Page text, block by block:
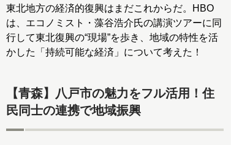
東北地方の経済的復興はまだこれからだ。HBO
は、エコノミスト・藻谷浩介氏の講演ツアーに同
行して東北復興の“現場”を歩き、地域の特性を活
かした「持続可能な経済」について考えた！
【青森】八戸市の魅力をフル活用！住
民同士の連携で地域振興